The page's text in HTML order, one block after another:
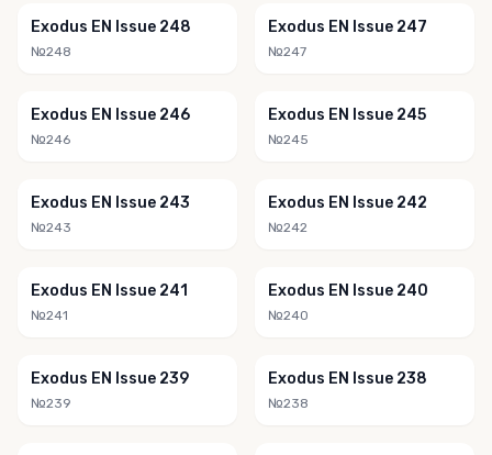
Exodus EN Issue 248
№248
Exodus EN Issue 247
№247
Exodus EN Issue 246
№246
Exodus EN Issue 245
№245
Exodus EN Issue 243
№243
Exodus EN Issue 242
№242
Exodus EN Issue 241
№241
Exodus EN Issue 240
№240
Exodus EN Issue 239
№239
Exodus EN Issue 238
№238